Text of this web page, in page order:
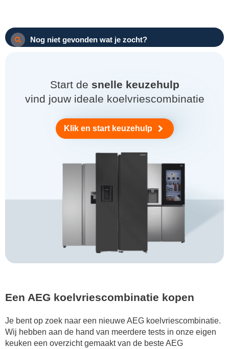
Nog niet gevonden wat je zocht?
Start de snelle keuzehulp
vind jouw ideale koelvriescombinatie
Klik en start keuzehulp
Een AEG koelvriescombinatie kopen
Je bent op zoek naar een nieuwe AEG koelvriescombinatie.
Wij hebben aan de hand van meerdere tests in onze eigen
keuken een overzicht gemaakt van de beste AEG